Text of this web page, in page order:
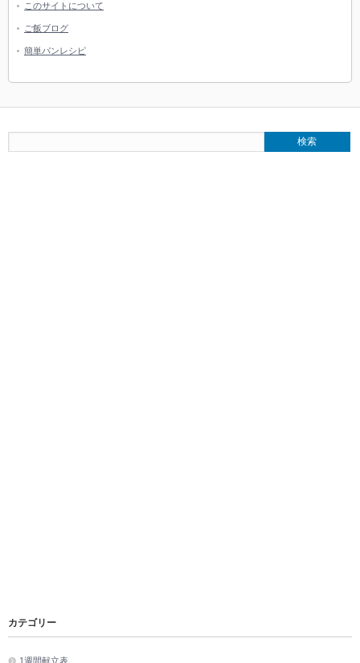
このサイトについて
ご飯ブログ
簡単パンレシピ
カテゴリー
1週間献立表